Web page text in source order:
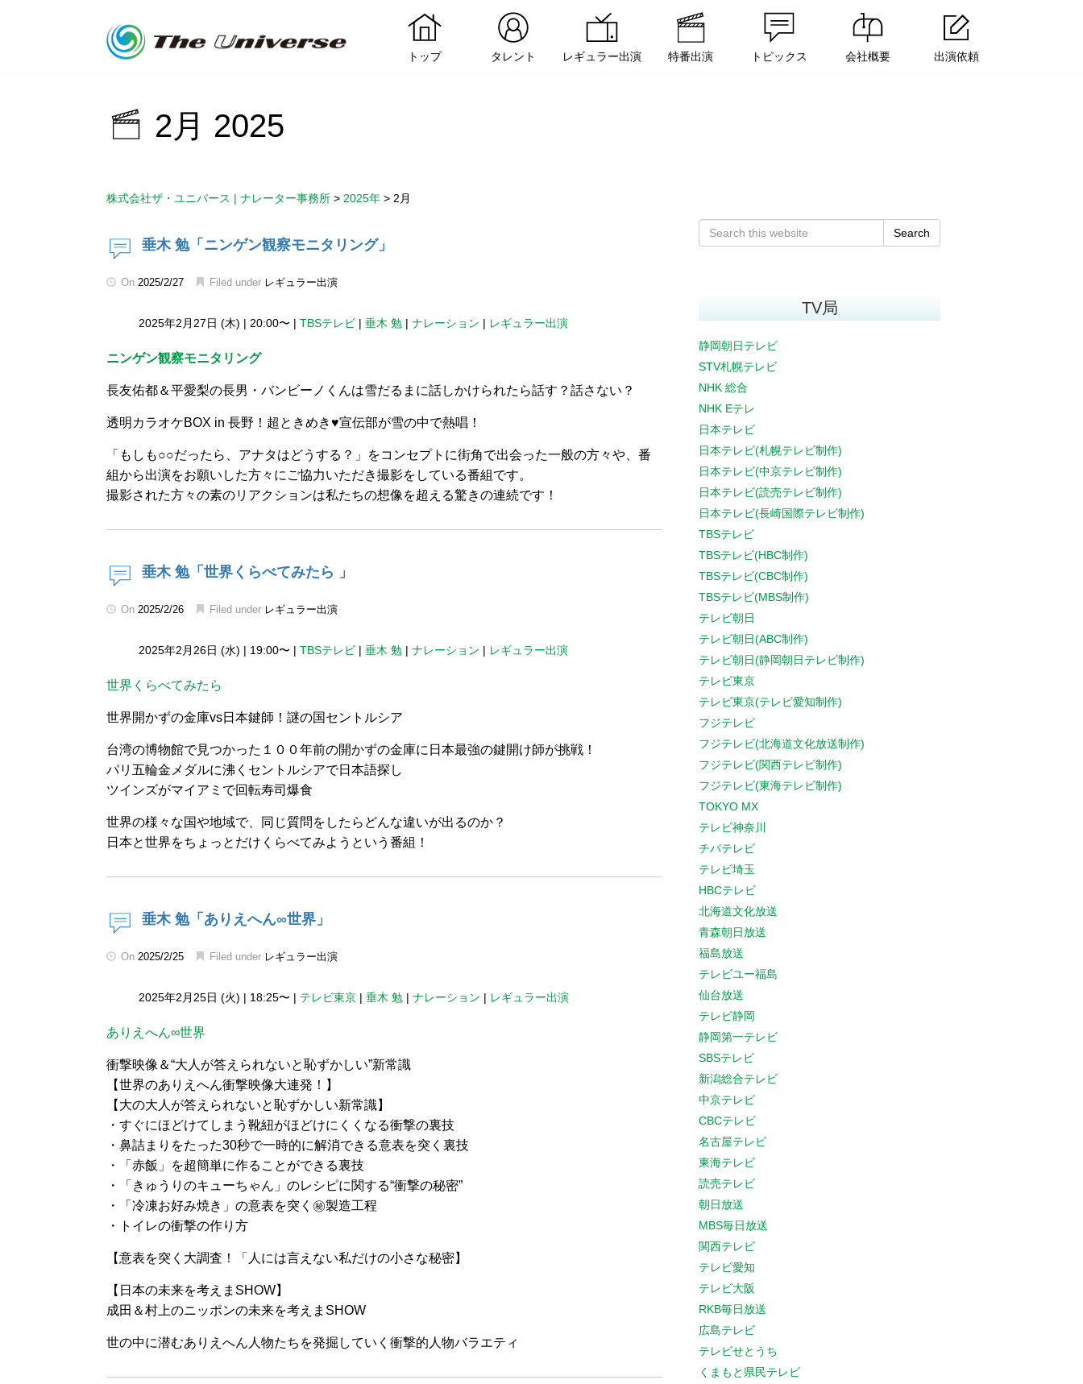
トップ タレント レギュラー出演 特番出演 トピックス 会社概要 出演依頼
2月 2025
株式会社ザ・ユニバース | ナレーター事務所 > 2025年 > 2月
垂木 勉「ニンゲン観察モニタリング」
On 2025/2/27 Filed under レギュラー出演
2025年2月27日 (木) | 20:00〜 | TBSテレビ | 垂木 勉 | ナレーション | レギュラー出演
ニンゲン観察モニタリング
長友佑都＆平愛梨の長男・バンビーノくんは雪だるまに話しかけられたら話す？話さない？
透明カラオケBOX in 長野！超ときめき♥宣伝部が雪の中で熱唱！
「もしも○○だったら、アナタはどうする？」をコンセプトに街角で出会った一般の方々や、番
組から出演をお願いした方々にご協力いただき撮影をしている番組です。
撮影された方々の素のリアクションは私たちの想像を超える驚きの連続です！
垂木 勉「世界くらべてみたら 」
On 2025/2/26 Filed under レギュラー出演
2025年2月26日 (水) | 19:00〜 | TBSテレビ | 垂木 勉 | ナレーション | レギュラー出演
世界くらべてみたら
世界開かずの金庫vs日本鍵師！謎の国セントルシア
台湾の博物館で見つかった１００年前の開かずの金庫に日本最強の鍵開け師が挑戦！
パリ五輪金メダルに沸くセントルシアで日本語探し
ツインズがマイアミで回転寿司爆食
世界の様々な国や地域で、同じ質問をしたらどんな違いが出るのか？
日本と世界をちょっとだけくらべてみようという番組！
垂木 勉「ありえへん∞世界」
On 2025/2/25 Filed under レギュラー出演
2025年2月25日 (火) | 18:25〜 | テレビ東京 | 垂木 勉 | ナレーション | レギュラー出演
ありえへん∞世界
衝撃映像＆“大人が答えられないと恥ずかしい”新常識
【世界のありえへん衝撃映像大連発！】
【大の大人が答えられないと恥ずかしい新常識】
・すぐにほどけてしまう靴紐がほどけにくくなる衝撃の裏技
・鼻詰まりをたった30秒で一時的に解消できる意表を突く裏技
・「赤飯」を超簡単に作ることができる裏技
・「きゅうりのキューちゃん」のレシピに関する“衝撃の秘密”
・「冷凍お好み焼き」の意表を突く㊙製造工程
・トイレの衝撃の作り方
【意表を突く大調査！「人には言えない私だけの小さな秘密】
【日本の未来を考えまSHOW】
成田＆村上のニッポンの未来を考えまSHOW
世の中に潜むありえへん人物たちを発掘していく衝撃的人物バラエティ
Search
TV局
静岡朝日テレビ
STV札幌テレビ
NHK 総合
NHK Eテレ
日本テレビ
日本テレビ(札幌テレビ制作)
日本テレビ(中京テレビ制作)
日本テレビ(読売テレビ制作)
日本テレビ(長崎国際テレビ制作)
TBSテレビ
TBSテレビ(HBC制作)
TBSテレビ(CBC制作)
TBSテレビ(MBS制作)
テレビ朝日
テレビ朝日(ABC制作)
テレビ朝日(静岡朝日テレビ制作)
テレビ東京
テレビ東京(テレビ愛知制作)
フジテレビ
フジテレビ(北海道文化放送制作)
フジテレビ(関西テレビ制作)
フジテレビ(東海テレビ制作)
TOKYO MX
テレビ神奈川
チバテレビ
テレビ埼玉
HBCテレビ
北海道文化放送
青森朝日放送
福島放送
テレビユー福島
仙台放送
テレビ静岡
静岡第一テレビ
SBSテレビ
新潟総合テレビ
中京テレビ
CBCテレビ
名古屋テレビ
東海テレビ
読売テレビ
朝日放送
MBS毎日放送
関西テレビ
テレビ愛知
テレビ大阪
RKB毎日放送
広島テレビ
テレビせとうち
くまもと県民テレビ